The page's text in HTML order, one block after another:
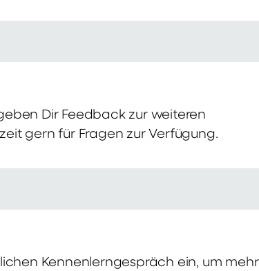
Dir Feedback zur weiteren
gern für Fragen zur Verfügung.
Kennenlerngespräch ein, um